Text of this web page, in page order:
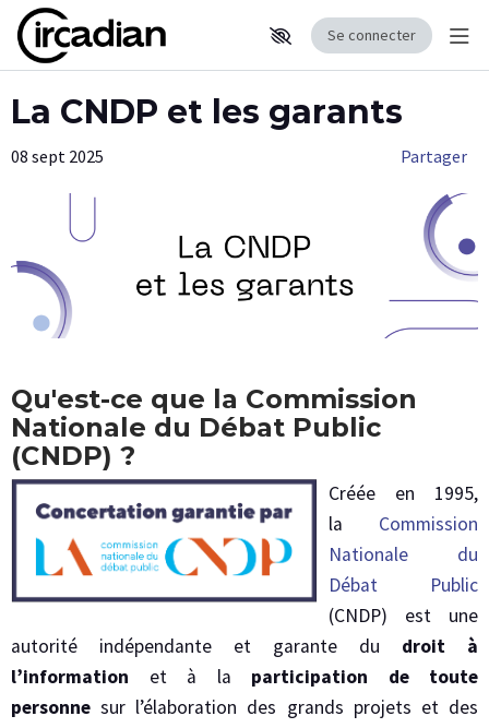
Se connecter
La CNDP et les garants
08 sept 2025 Partager
Qu'est-ce que la Commission
Nationale du Débat Public
(CNDP) ?
Créée en 1995,
la Commission
Nationale du
Débat Public
(CNDP) est une
autorité indépendante et garante du droit à
l’information et à la participation de toute
personnesur l’élaboration des grands projets et des